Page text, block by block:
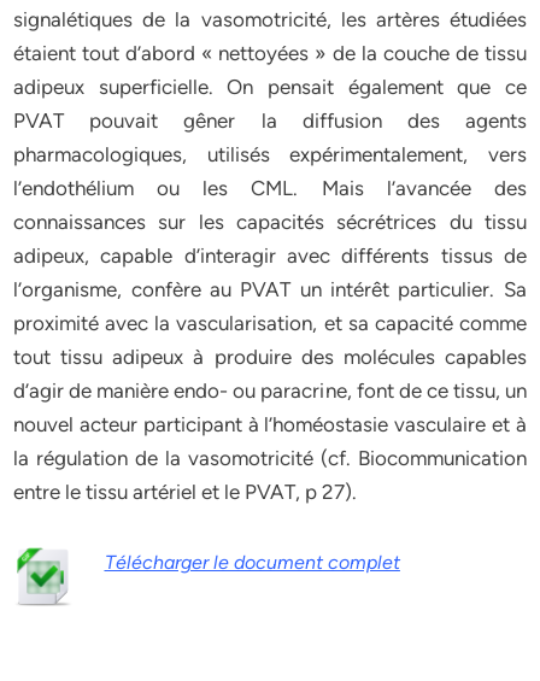
signalétiques de la vasomotricité, les artères étudiées
étaient tout d’abord « nettoyées » de la couche de tissu
adipeux superficielle. On pensait également que ce
PVAT pouvait gêner la diffusion des agents
pharmacologiques, utilisés expérimentalement, vers
l’endothélium ou les CML. Mais l’avancée des
connaissances sur les capacités sécrétrices du tissu
adipeux, capable d’interagir avec différents tissus de
l’organisme, confère au PVAT un intérêt particulier. Sa
proximité avec la vascularisation, et sa capacité comme
tout tissu adipeux à produire des molécules capables
d’agir de manière endo- ou paracrine, font de ce tissu, un
nouvel acteur participant à l’homéostasie vasculaire et à
la régulation de la vasomotricité (cf. Biocommunication
entre le tissu artériel et le PVAT, p 27).
Télécharger le document complet